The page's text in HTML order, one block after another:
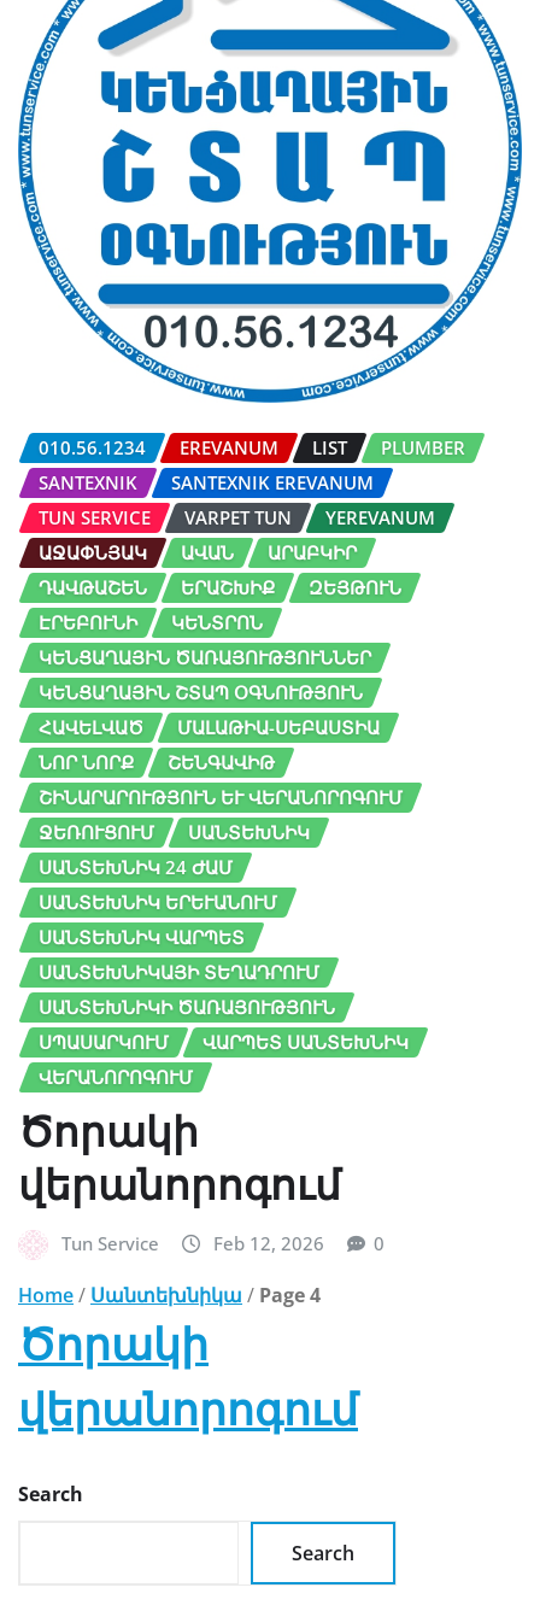
010.56.1234 EREVANUM LIST
PLUMBER
SANTEXNIK
SANTEXNIK EREVANUM
TUN SERVICE
VARPET TUN
YEREVANUM
ԱՋԱՓՆՅԱԿ
ԱՎԱՆ
ԱՐԱԲԿԻՐ
ԴԱՎԹԱՇԵՆ
ԵՐԱՇԽԻՔ
ԶԵՅԹՈՒՆ
ԷՐԵԲՈՒՆԻ
ԿԵՆՏՐՈՆ
ԿԵՆՑԱՂԱՅԻՆ ԾԱՌԱՅՈՒԹՅՈՒՆՆԵՐ
ԿԵՆՑԱՂԱՅԻՆ ՇՏԱՊ ՕԳՆՈՒԹՅՈՒՆ
ՀԱՎԵԼՎԱԾ
ՄԱԼԱԹԻԱ-ՍԵԲԱՍՏԻԱ
ՆՈՐ ՆՈՐՔ
ՇԵՆԳԱՎԻԹ
ՇԻՆԱՐԱՐՈՒԹՅՈՒՆ ԵՒ ՎԵՐԱՆՈՐՈԳՈՒՄ
ՋԵՌՈՒՑՈՒՄ
ՍԱՆՏԵԽՆԻԿ
ՍԱՆՏԵԽՆԻԿ 24 ԺԱՄ
ՍԱՆՏԵԽՆԻԿ ԵՐԵՒԱՆՈՒՄ
ՍԱՆՏԵԽՆԻԿ ՎԱՐՊԵՏ
ՍԱՆՏԵԽՆԻԿԱՅԻ ՏԵՂԱԴՐՈՒՄ
ՍԱՆՏԵԽՆԻԿԻ ԾԱՌԱՅՈՒԹՅՈՒՆ
ՍՊԱՍԱՐԿՈՒՄ
ՎԱՐՊԵՏ ՍԱՆՏԵԽՆԻԿ
ՎԵՐԱՆՈՐՈԳՈՒՄ
Ծորակի
վերանորոգում
Tun Service Feb 12, 2026 0
Home/ Սանտեխնիկա / Page 4
Ծորակի
վերանորոգում
Search
Search